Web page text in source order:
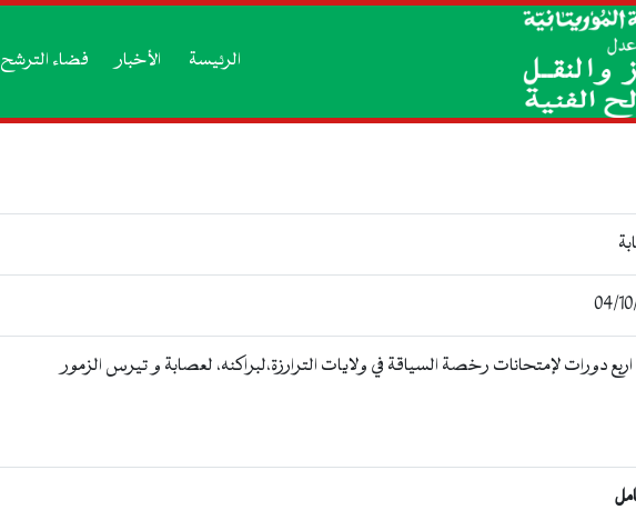
الرئيسة الأخبار فضاء الترشح
04/
اربع دورات لإمتحانات رخصة السياقة في ولايات الترارزة،لبراكنه، لعصابة و تيرس الزمور